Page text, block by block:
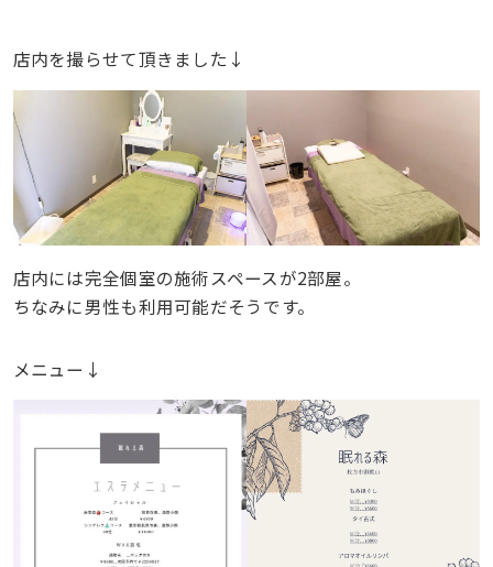
店内を撮らせて頂きました↓
店内には完全個室の施術スペースが2部屋。
ちなみに男性も利用可能だそうです。
メニュー↓